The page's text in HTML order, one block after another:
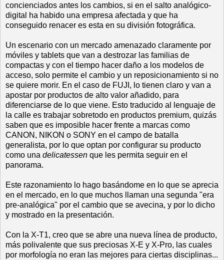
concienciados antes los cambios, si en el salto analógico-
digital ha habido una empresa afectada y que ha
conseguido renacer es esta en su división fotográfica.
Un escenario con un mercado amenazado claramente por
móviles y tablets que van a destrozar las familias de
compactas y con el tiempo hacer daño a los modelos de
acceso, solo permite el cambio y un reposicionamiento si no
se quiere morir. En el caso de FUJI, lo tienen claro y van a
apostar por productos de alto valor añadido, para
diferenciarse de lo que viene. Esto traducido al lenguaje de
la calle es trabajar sobretodo en productos premium, quizás
saben que es imposible hacer frente a marcas como
CANON, NIKON o SONY en el campo de batalla
generalista, por lo que optan por configurar su producto
como una delicatessen que les permita seguir en el
panorama.
Este razonamiento lo hago basándome en lo que se aprecia
en el mercado, en lo que muchos llaman una segunda "era
pre-analógica" por el cambio que se avecina, y por lo dicho
y mostrado en la presentación.
Con la X-T1, creo que se abre una nueva línea de producto,
más polivalente que sus preciosas X-E y X-Pro, las cuales
por morfología no eran las mejores para ciertas disciplinas...